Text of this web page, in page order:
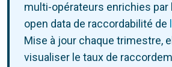
multi-opérateurs enrichies par
open data de raccordabilité de
Mise à jour chaque trimestre,
visualiser le taux de